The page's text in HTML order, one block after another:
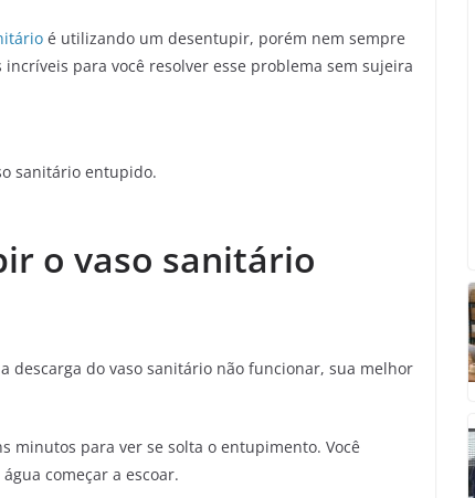
é utilizando um desentupir, porém nem sempre
para você resolver esse problema sem sujeira
sanitário entupido.
o vaso sanitário
descarga do vaso sanitário não funcionar, sua melhor
minutos para ver se solta o entupimento. Você
começar a escoar.